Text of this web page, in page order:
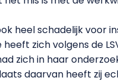
heel schadelijk voor
zich volgens de
zich in haar
daarvan heeft zij